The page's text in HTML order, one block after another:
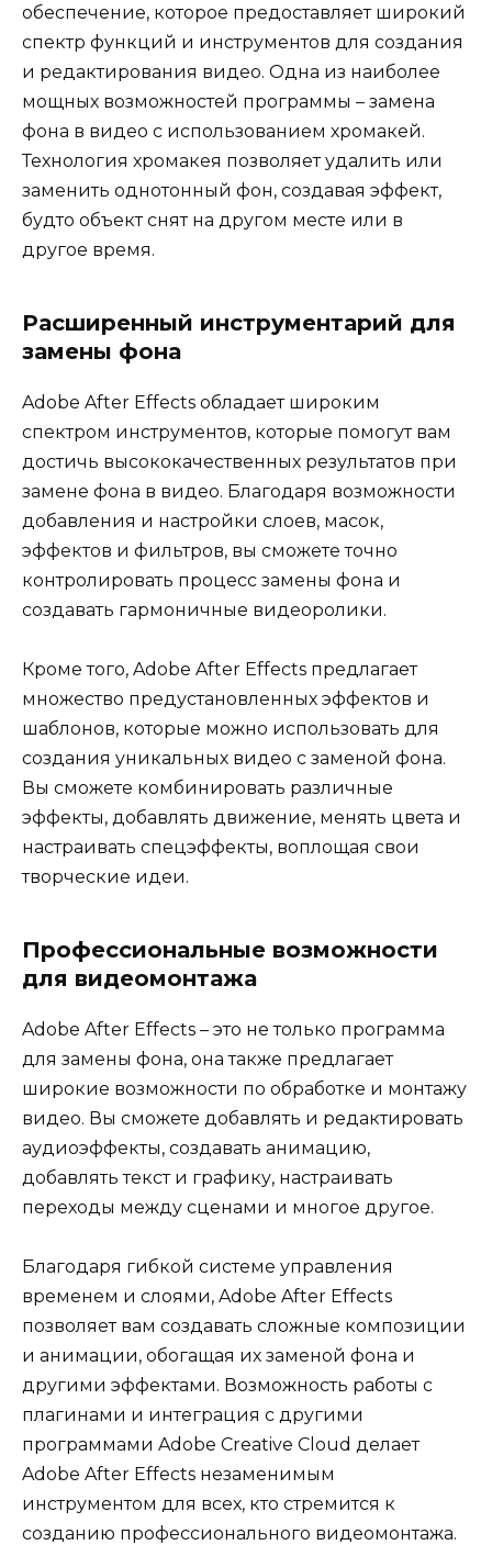
обеспечение, которое предоставляет широкий
спектр функций и инструментов для создания
и редактирования видео. Одна из наиболее
мощных возможностей программы – замена
фона в видео с использованием хромакей.
Технология хромакея позволяет удалить или
заменить однотонный фон, создавая эффект,
будто объект снят на другом месте или в
другое время.
Расширенный инструментарий для
замены фона
Adobe After Effects обладает широким
спектром инструментов, которые помогут вам
достичь высококачественных результатов при
замене фона в видео. Благодаря возможности
добавления и настройки слоев, масок,
эффектов и фильтров, вы сможете точно
контролировать процесс замены фона и
создавать гармоничные видеоролики.
Кроме того, Adobe After Effects предлагает
множество предустановленных эффектов и
шаблонов, которые можно использовать для
создания уникальных видео с заменой фона.
Вы сможете комбинировать различные
эффекты, добавлять движение, менять цвета и
настраивать спецэффекты, воплощая свои
творческие идеи.
Профессиональные возможности
для видеомонтажа
Adobe After Effects – это не только программа
для замены фона, она также предлагает
широкие возможности по обработке и монтажу
видео. Вы сможете добавлять и редактировать
аудиоэффекты, создавать анимацию,
добавлять текст и графику, настраивать
переходы между сценами и многое другое.
Благодаря гибкой системе управления
временем и слоями, Adobe After Effects
позволяет вам создавать сложные композиции
и анимации, обогащая их заменой фона и
другими эффектами. Возможность работы с
плагинами и интеграция с другими
программами Adobe Creative Cloud делает
Adobe After Effects незаменимым
инструментом для всех, кто стремится к
созданию профессионального видеомонтажа.